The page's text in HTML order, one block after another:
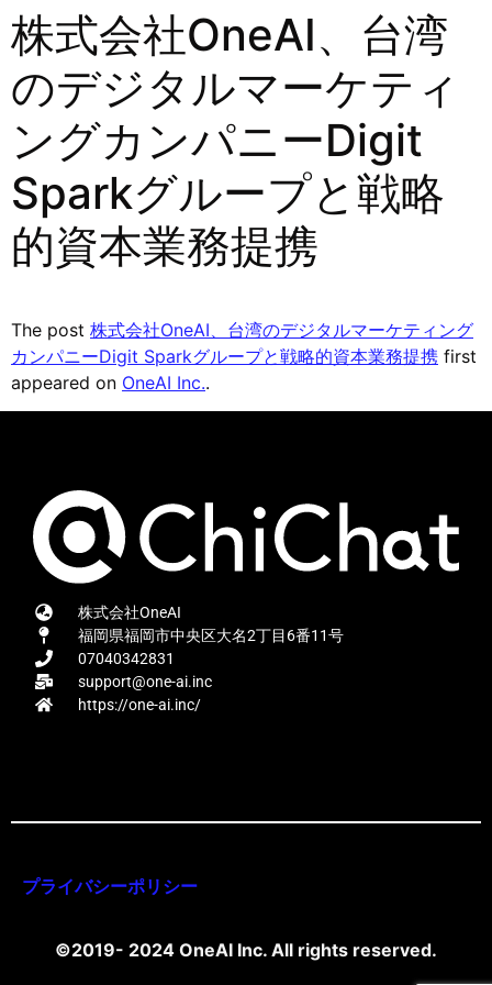
株式会社OneAI、台湾
のデジタルマーケティ
ングカンパニーDigit
Sparkグループと戦略
的資本業務提携
The post 株式会社OneAI、台湾のデジタルマーケティング
カンパニーDigit Sparkグループと戦略的資本業務提携 first
appeared on OneAI Inc..
株式会社OneAI
福岡県福岡市中央区大名2丁目6番11号
07040342831
support@one-ai.inc
https://one-ai.inc/
プライバシーポリシー
©2019- 2024 OneAI Inc. All rights reserved.